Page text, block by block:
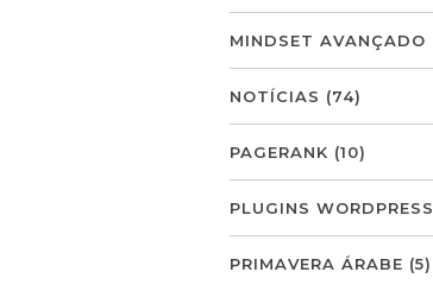
MINDSET AVANÇADO
NOTÍCIAS (74)
PAGERANK (10)
PLUGINS WORDPRESS
PRIMAVERA ÁRABE (5)